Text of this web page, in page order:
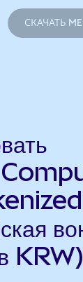
СКАЧАТЬ
KRW)